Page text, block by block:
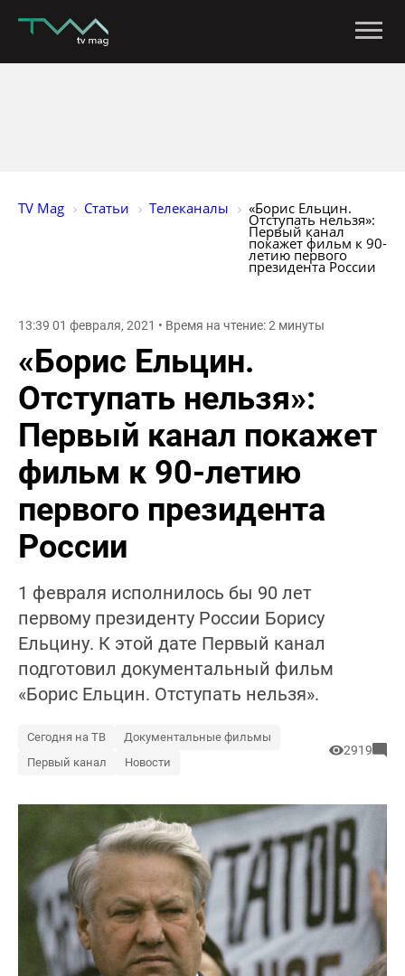
TV Mag Статьи Телеканалы «Борис Ельцин.
Отступать нельзя»:
Первый канал
покажет фильм к 90-
летию первого
президента России
13:39 01 февраля, 2021 • Время на чтение: 2 минуты
«Борис Ельцин.
Отступать нельзя»:
Первый канал покажет
фильм к 90-летию
первого президента
России
1 февраля исполнилось бы 90 лет
первому президенту России Борису
Ельцину. К этой дате Первый канал
подготовил документальный фильм
«Борис Ельцин. Отступать нельзя».
Сегодня на ТВ
Документальные фильмы
Первый канал
Новости
2919